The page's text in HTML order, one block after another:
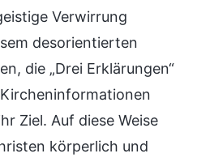
Verwirrung
desorientierten
die „Drei Erklärungen“
Ziel. Auf diese Weise
körperlich und